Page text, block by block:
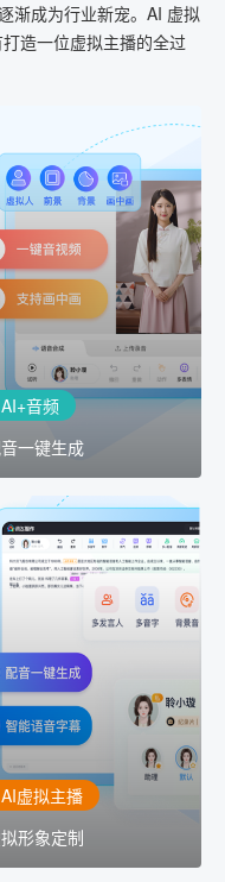
渐成为行业新宠。AI 虚拟
造一位虚拟主播的全过
AI+音频
一键生成
AI+音频
音一键生成
音频：基于全球领先的
能力打造的AI音频制作
，输入文本、选择发
人即可一键生成专业音
AI虚拟主播
形象定制
智作：让每一个内容
者高效生产灵活定制